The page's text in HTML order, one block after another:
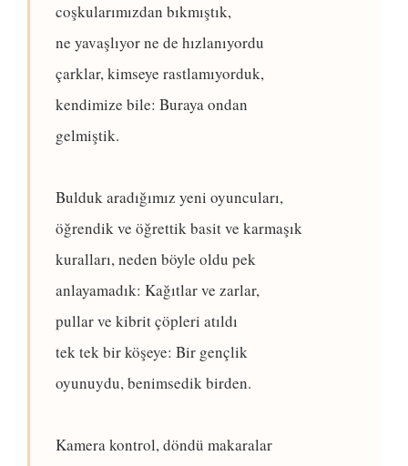
coşkularımızdan bıkmıştık,
ne yavaşlıyor ne de hızlanıyordu
çarklar, kimseye rastlamıyorduk,
kendimize bile: Buraya ondan
gelmiştik.
Bulduk aradığımız yeni oyuncuları,
öğrendik ve öğrettik basit ve karmaşık
kuralları, neden böyle oldu pek
anlayamadık: Kağıtlar ve zarlar,
pullar ve kibrit çöpleri atıldı
tek tek bir köşeye: Bir gençlik
oyunuydu, benimsedik birden.
Kamera kontrol, döndü makaralar